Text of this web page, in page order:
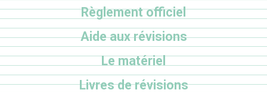
Règlement officiel
Aide aux révisions
Le matériel
Livres de révisions